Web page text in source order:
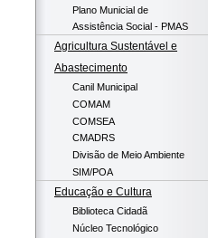
Plano Municial de
Assistência Social - PMAS
Agricultura Sustentável e
Abastecimento
Canil Municipal
COMAM
COMSEA
CMADRS
Divisão de Meio Ambiente
SIM/POA
Educação e Cultura
Biblioteca Cidadã
Núcleo Tecnológico